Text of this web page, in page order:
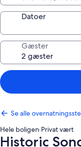
Datoer
Gæster
Se alle
Hele boligen·Privat vært
Historic